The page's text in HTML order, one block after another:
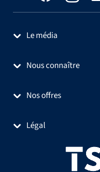
Le média
Nous connaître
Nos offres
Légal